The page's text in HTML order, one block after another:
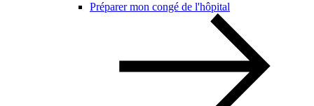
Préparer mon congé de l'hôpital